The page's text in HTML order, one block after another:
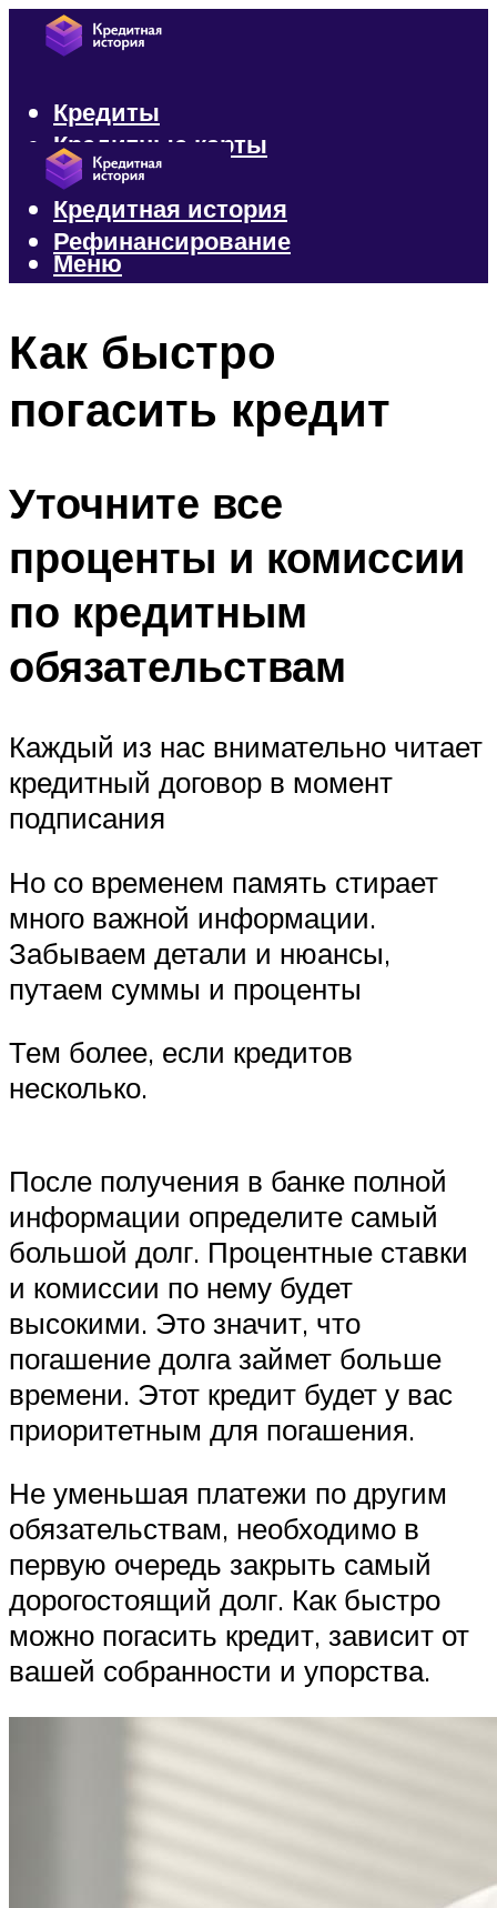
Кредиты
Кредитные карты
Микрозаймы
Кредитная история
Рефинансирование
Меню
Как быстро
погасить кредит
Уточните все
проценты и комиссии
по кредитным
обязательствам
Каждый из нас внимательно читает
кредитный договор в момент
подписания
Но со временем память стирает
много важной информации.
Забываем детали и нюансы,
путаем суммы и проценты
Тем более, если кредитов
несколько.
После получения в банке полной
информации определите самый
большой долг. Процентные ставки
и комиссии по нему будет
высокими. Это значит, что
погашение долга займет больше
времени. Этот кредит будет у вас
приоритетным для погашения.
Не уменьшая платежи по другим
обязательствам, необходимо в
первую очередь закрыть самый
дорогостоящий долг. Как быстро
можно погасить кредит, зависит от
вашей собранности и упорства.